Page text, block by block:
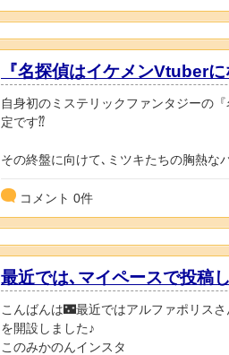
『名探偵はイケメンVtuber
自身初のミステリックファンタジーの
定です⁇
その終盤に向けて､ミツキたちの胸熱な
コメント 0件
最近では､マイペースで投稿
こんばんは🌃最近ではアルファポリス
を開設しました♪
このみかのんインスタ